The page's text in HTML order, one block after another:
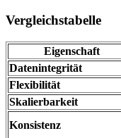
Vergleichstabelle
Eigenschaft
Datenintegrität
Flexibilität
Skalierbarkeit
Konsistenz